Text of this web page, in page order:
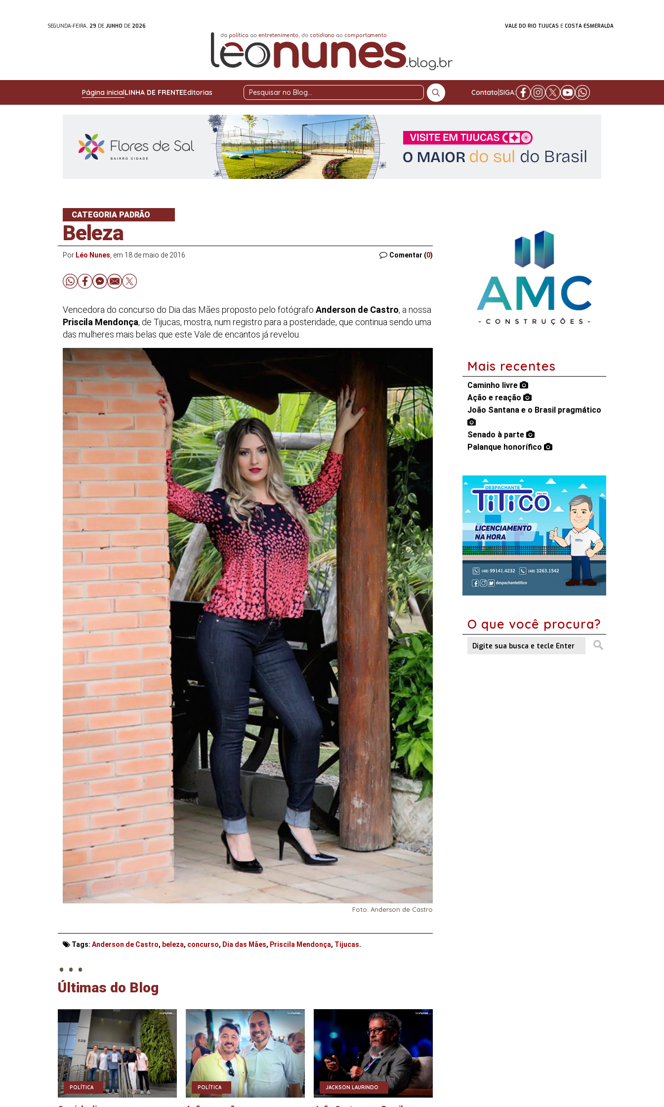
SEGUNDA-FEIRA, 29 DE JUNHO DE 2026 VALE DO RIO TIJUCAS E COSTA ESMERALDA
Página inicialLINHA DE FRENTEEditorias
Pesquisar
Blog
Contato SIGA:
CATEGORIA PADRÃO
Beleza
Por Léo Nunes , em 18 de maio de 2016 Comentar (0)
Vencedora do concurso do Dia das Mães proposto pelo fotógrafo Anderson de Castro, a nossa
Priscila Mendonça, de Tijucas, mostra, num registro para a posteridade, que continua sendo uma
das mulheres mais belas que este Vale de encantos já revelou.
Foto: Anderson de Castro
Tags: Anderson de Castro, beleza, concurso, Dia das Mães, Priscila Mendonça, Tijucas.
. . .
Últimas do Blog
POLÍTICA POLÍTICA JACKSON LAURINDO
Mais recentes
Caminho livre
Ação e reação
João Santana e o Brasil pragmático
Senado à parte
Palanque honorífico
O que você procura?